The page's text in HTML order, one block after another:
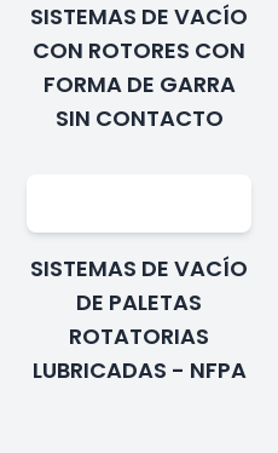
SISTEMAS DE VACÍO
CON ROTORES CON
FORMA DE GARRA
SIN CONTACTO
SISTEMAS DE VACÍO
DE PALETAS
ROTATORIAS
LUBRICADAS - NFPA